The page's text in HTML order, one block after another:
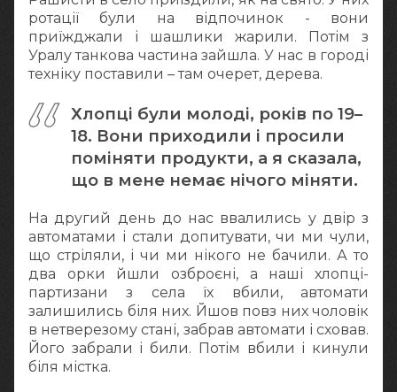
ротації були на відпочинок - вони
приїжджали і шашлики жарили. Потім з
Уралу танкова частина зайшла. У нас в городі
техніку поставили – там очерет, дерева.
Хлопці були молоді, років по 19–
18. Вони приходили і просили
поміняти продукти, а я сказала,
що в мене немає нічого міняти.
На другий день до нас ввалились у двір з
автоматами і стали допитувати, чи ми чули,
що стріляли, і чи ми нікого не бачили. А то
два орки йшли озброєні, а наші хлопці-
партизани з села їх вбили, автомати
залишились біля них. Йшов повз них чоловік
в нетверезому стані, забрав автомати і сховав.
Його забрали і били. Потім вбили і кинули
біля містка.